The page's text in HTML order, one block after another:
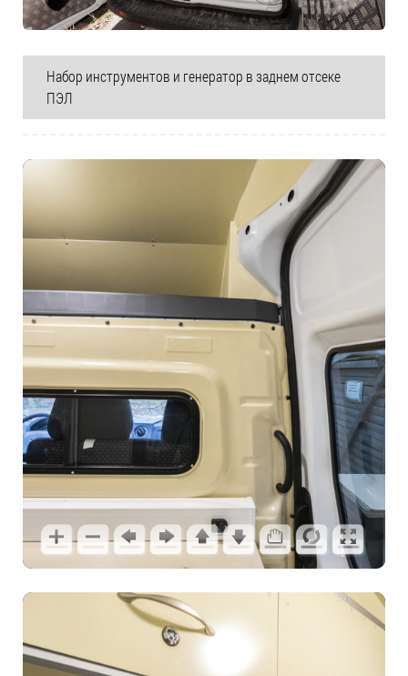
Набор инструментов и генератор в заднем отсеке
ПЭЛ